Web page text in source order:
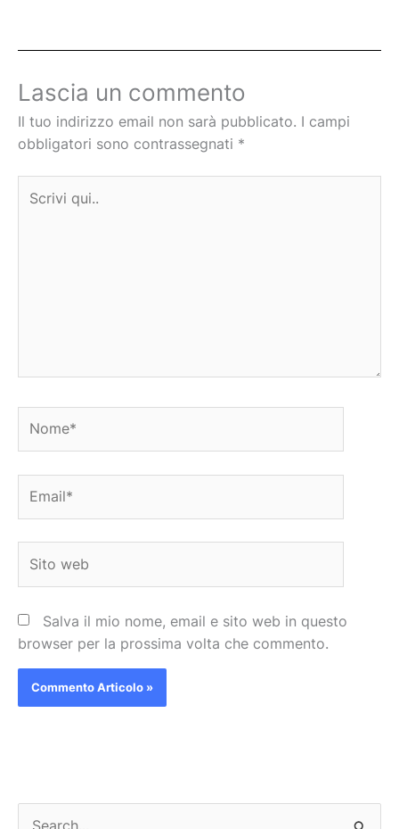
Lascia un commento
Il tuo indirizzo email non sarà pubblicato. I campi
obbligatori sono contrassegnati *
qui..
web
Salva il mio nome, email e sito web in questo
browser per la prossima volta che commento.